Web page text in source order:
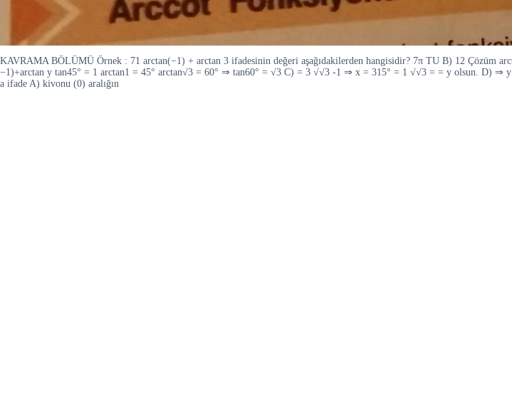
KAVRAMA BÖLÜMÜ Örnek : 71 arctan(−1) + arctan 3 ifadesinin değeri aşağıdakilerden hangisidir? 7π TU B) 12 Çözüm
−1)+arctan y tan45° = 1 arctan1 = 45° arctan√3 = 60° ⇒ tan60° = √3 C) = 3 √√3 -1 ⇒ x = 315° = 1 √√3 = = y olsun. D)
a ifade A) kivonu (0) aralığın